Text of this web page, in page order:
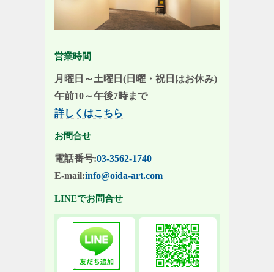
営業時間
月曜日～土曜日(日曜・祝日はお休み)
午前10～午後7時まで
詳しくはこちら
お問合せ
電話番号:03-3562-1740
E-mail:info@oida-art.com
LINEでお問合せ